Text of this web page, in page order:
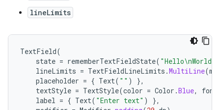
lineLimits
TextField(
state = rememberTextFieldState(
lineLimits = TextFieldLineLimits .MultiLine(
placeholder = { Text( "" )
},
textStyle = TextStyle(color = Color .Blue,
label = { Text( "Enter text" )
},